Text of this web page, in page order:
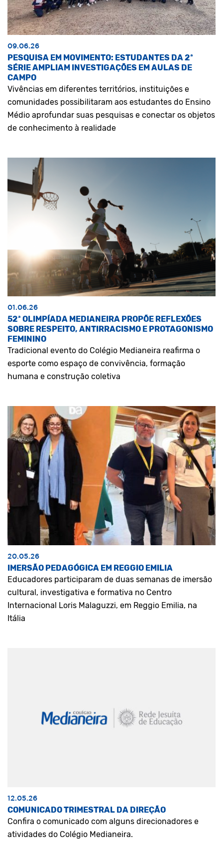
09.06.26
PESQUISA EM MOVIMENTO: ESTUDANTES DA 2ª
SÉRIE AMPLIAM INVESTIGAÇÕES EM AULAS DE
CAMPO
Vivências em diferentes territórios, instituições e
comunidades possibilitaram aos estudantes do Ensino
Médio aprofundar suas pesquisas e conectar os objetos
de conhecimento à realidade
01.06.26
52ª OLIMPÍADA MEDIANEIRA PROPÕE REFLEXÕES
SOBRE RESPEITO, ANTIRRACISMO E PROTAGONISMO
FEMININO
Tradicional evento do Colégio Medianeira reafirma o
esporte como espaço de convivência, formação
humana e construção coletiva
20.05.26
IMERSÃO PEDAGÓGICA EM REGGIO EMILIA
Educadores participaram de duas semanas de imersão
cultural, investigativa e formativa no Centro
Internacional Loris Malaguzzi, em Reggio Emilia, na
Itália
12.05.26
COMUNICADO TRIMESTRAL DA DIREÇÃO
Confira o comunicado com alguns direcionadores e
atividades do Colégio Medianeira.